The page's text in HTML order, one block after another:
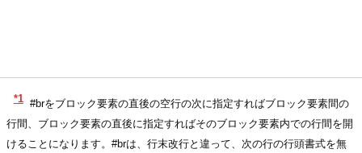
*1 #brをブロック要素の直後の空行の次に指定すればブロック要素間の
行間、ブロック要素の直後に指定すればそのブロック要素内での行間を開
けることになります。#brは、行末改行と違って、次の行の行頭書式を無